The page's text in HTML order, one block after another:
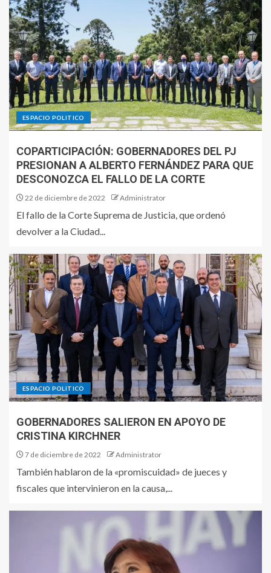
ESPACIO POLITICO
COPARTICIPACIÓN: GOBERNADORES DEL PJ
PRESIONAN A ALBERTO FERNÁNDEZ PARA QUE
DESCONOZCA EL FALLO DE LA CORTE
22 de diciembre de 2022 Administrator
El fallo de la Corte Suprema de Justicia, que ordenó
devolver a la Ciudad...
ESPACIO POLITICO
GOBERNADORES SALIERON EN APOYO DE
CRISTINA KIRCHNER
7 de diciembre de 2022 Administrator
También hablaron de la «promiscuidad» de jueces y
fiscales que intervinieron en la causa,...